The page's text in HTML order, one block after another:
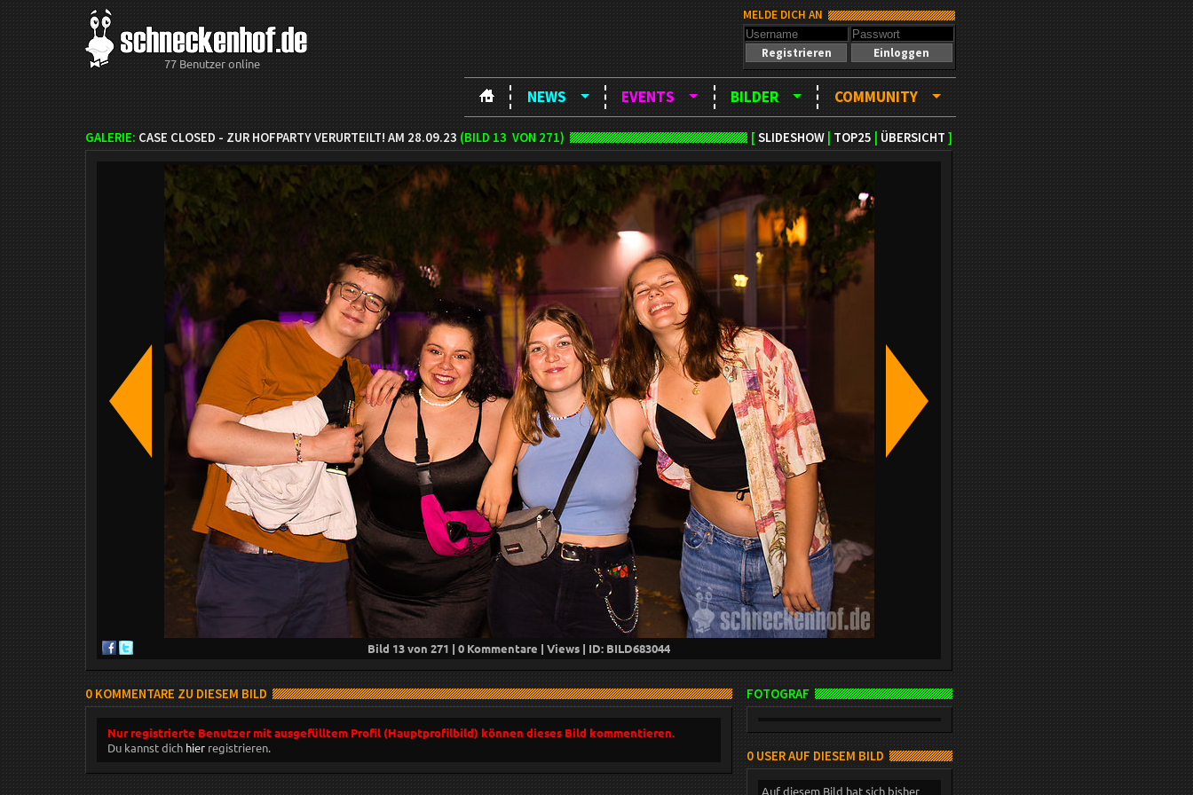
77 Benutzer online
MELDE DICH AN
Registrieren Einloggen
NEWS EVENTS BILDER COMMUNITY
GALERIE: CASE CLOSED - ZUR HOFPARTY VERURTEILT! AM 28.09.23 (BILD 13 VON 271) [SLIDESHOW TOP25 ÜBERSICHT ]
Bild 13von 271 | 0 Kommentare | Views | ID: BILD683044
0 KOMMENTARE ZU DIESEM BILD
Nur registrierte Benutzer mit ausgefülltem Profil (Hauptprofilbild) können dieses Bild kommentieren.
Du kannst dich hier registrieren.
FOTOGRAF
0 USER AUF DIESEM BILD
Auf diesem Bild hat sich bisher